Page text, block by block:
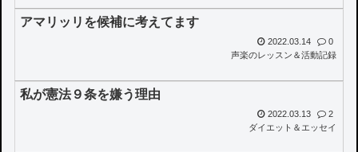
アマリッリを候補に考えてます
2022.03.14
0
声楽のレッスン＆活動記録
私が憲法９条を嫌う理由
2022.03.13
2
ダイエット＆エッセイ